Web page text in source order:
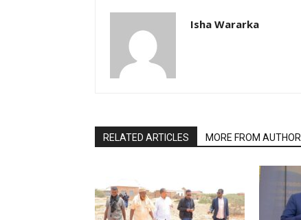
Isha Wararka
RELATED ARTICLES MORE FROM AUTHOR